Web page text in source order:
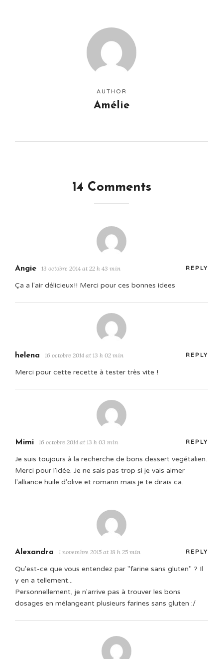
AUTHOR
Amélie
14 Comments
Angie 13 octobre 2014 at 22 h 43 min REPLY
Ça a l'air délicieux!! Merci pour ces bonnes idees
helena 16 octobre 2014 at 13 h 02 min REPLY
Merci pour cette recette à tester très vite !
Mimi 16 octobre 2014 at 13 h 03 min REPLY
Je suis toujours à la recherche de bons dessert vegétalien.
Merci pour l'idée. Je ne sais pas trop si je vais aimer
l'alliance huile d'olive et romarin mais je te dirais ca.
Alexandra 1 novembre 2015 at 18 h 25 min REPLY
Qu'est-ce que vous entendez par "farine sans gluten" ? Il
y en a tellement...
Personnellement, je n'arrive pas à trouver les bons
dosages en mélangeant plusieurs farines sans gluten :/